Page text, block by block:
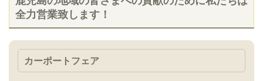
全力営業致します！
カーポートフェア